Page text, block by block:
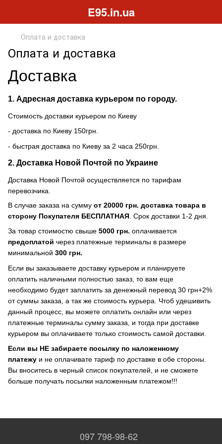
E95.in.ua
Оплата и доставка
Оплата и доставка
Доставка
1. Адресная доставка курьером по городу.
Стоимость доставки курьером по Киеву
- доставка по Киеву 150грн.
- быстрая доставка по Киеву за 2 часа 250грн.
2. Доставка Новой Почтой по Украине
Доставка Новой Почтой осуществляется по тарифам
перевозчика.
В случае заказа на сумму от 20000 грн. доставка товара в
сторону Покупателя БЕСПЛАТНАЯ . Срок доставки 1-2 дня.
За товар стоимостю свыше 5000 грн. оплачивается
предоплатой через платежные терминалы в размере
минимальной 300 грн.
Если вы заказываете доставку курьером и планируете
оплатить наличными полностью заказ, то вам еще
необходимо будет заплатить за денежный перевод 30 грн+2%
от суммы заказа, а так же стоимость курьера. Чтоб удешивить
данный процесс, вы можете оплатить онлайн или через
платежные терминалы сумму заказа, и тогда при доставке
курьером вы оплачиваете только стоимость самой доставки.
Если вы НЕ забираете посылку по наложенному
платежу и не оплачивате тариф по доставке в обе стороны.
Вы вноситесь в черный список покупателей, и не сможете
больше получать посылки наложенным платежом!!!
097 798-98-62